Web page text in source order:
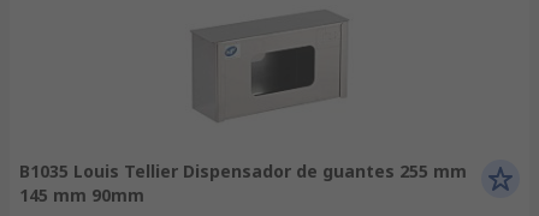
B1035 Louis Tellier Dispensador de guantes 255 mm
145 mm 90mm